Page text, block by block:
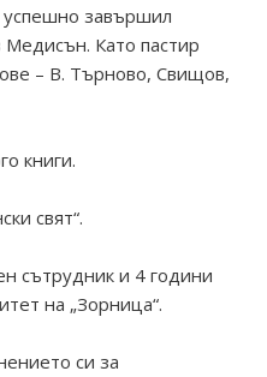
успешно завършил
Медисън. Като пастир
– В. Търново, Свищов,
книги.
свят“.
сътрудник и 4 години
на „Зорница“.
си за